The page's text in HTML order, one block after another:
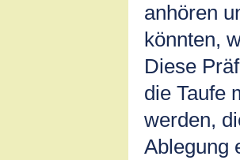
anhören
könnten,
Diese
die Taufe
werden,
Ablegung